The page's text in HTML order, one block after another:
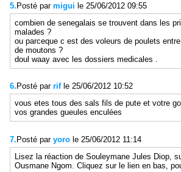
5. Posté par migui le 25/06/2012 09:55
combien de senegalais se trouvent dans les
malades ?
ou parceque c est des voleurs de poulets
de moutons ?
doul waay avec les dossiers medicales .
6. Posté par rif le 25/06/2012 10:52
vous etes tous des sals fils de pute et votre
vos grandes gueules enculées
7. Posté par yoro le 25/06/2012 11:14
Lisez la réaction de Souleymane Jules Diop,
Ousmane Ngom. Cliquez sur le lien en bas,